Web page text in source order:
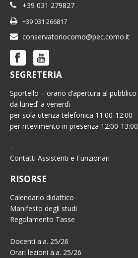
+39 031 279827
+39 031 266817
conservatoriocomo@pec.como.it
SEGRETERIA
Sportello – orario d’apertura al pubblico
da lunedì a venerdì
per sola utenza telefonica 11:00-12:00
per ricevimento in presenza 12:00-13:00
–
Contatti Assistenti e Funzionari
RISORSE
Calendario didattico
Manifesto degli studi
Regolamento Tasse
Docenti a.a. 25/26
Orari lezioni a.a. 25/26